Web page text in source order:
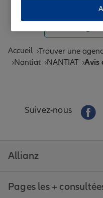
Accueil Trouver une
Nantiat
NANTIAT Avis
Suivez-nous
Allianz
Pages les +